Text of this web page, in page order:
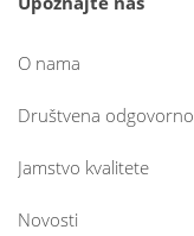
O nama
Društvena
Jamstvo kvalitete
Novosti